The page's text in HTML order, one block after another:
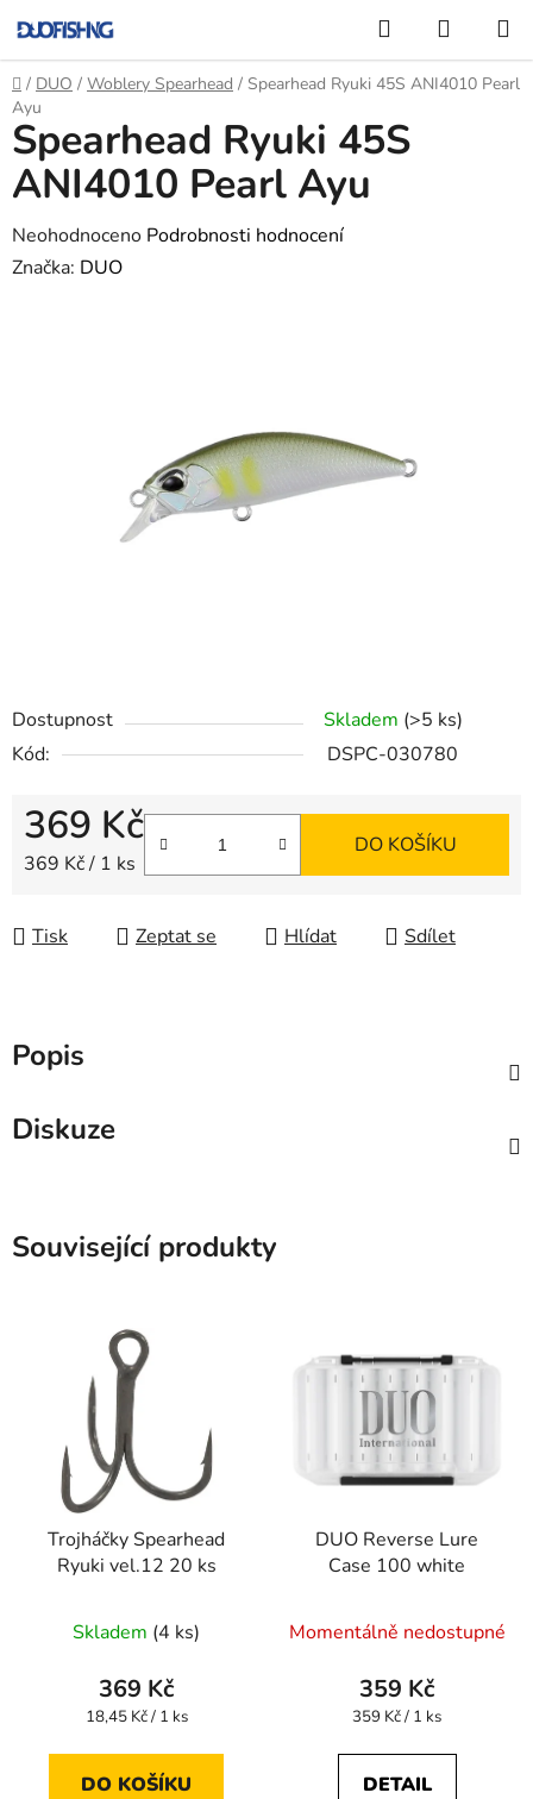
na
obsah
Hledat
KOŠÍK
Domů
/ DUO / Woblery Spearhead / Spearhead Ryuki 45S ANI4010 Pearl
Ayu
Dostupnost Skladem (>5 ks)
Kód:
DSPC-030780
369 Kč
Měrná cena:
369 Kč / 1 ks
DO KOŠÍKU
Tisk Zeptat se Hlídat Sdílet
Spearhead Ryuki 45S
ANI4010 Pearl Ayu
Průměrné
hodnocení
Neohodnoceno Podrobnosti hodnocení
Značka: DUO
Popis
Diskuze
Související produkty
Trojháčky Spearhead
Ryuki vel.12 20 ks
Skladem (4 ks)
369 Kč
Měrná
18,45 Kč / 1 ks
DO KOŠÍKU
DUO Reverse Lure
Case 100 white
Momentálně nedostupné
359 Kč
Měrná
359 Kč / 1 ks
DETAIL